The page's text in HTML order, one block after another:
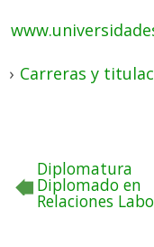
› Carreras y
Diplomatura
Diplomado en
Relaciones